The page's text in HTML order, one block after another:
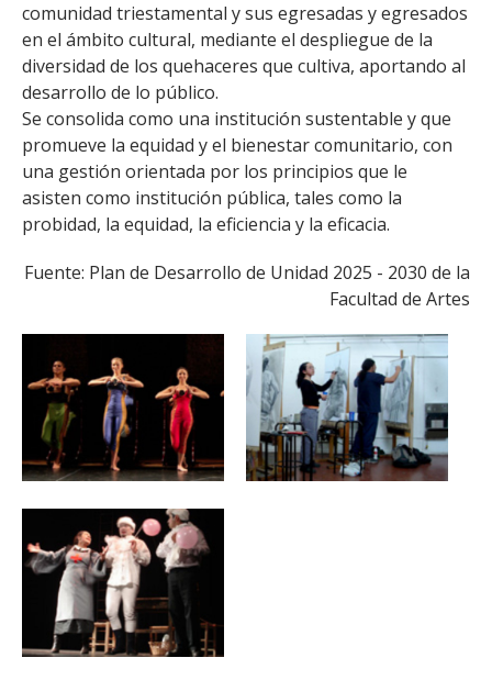
comunidad triestamental y sus egresadas y egresados
en el ámbito cultural, mediante el despliegue de la
diversidad de los quehaceres que cultiva, aportando al
desarrollo de lo público.
Se consolida como una institución sustentable y que
promueve la equidad y el bienestar comunitario, con
una gestión orientada por los principios que le
asisten como institución pública, tales como la
probidad, la equidad, la eficiencia y la eficacia.
Fuente: Plan de Desarrollo de Unidad 2025 - 2030 de la
Facultad de Artes